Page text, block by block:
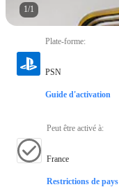
1/1
Plate-forme:
PSN
Guide d'activation
Peut être activé à:
France
Restrictions de pays